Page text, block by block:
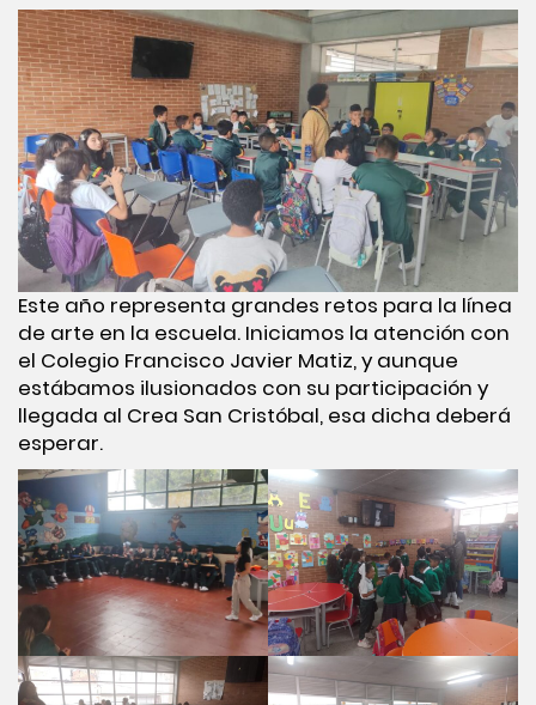
Este año representa grandes retos para la línea
de arte en la escuela. Iniciamos la atención con
el Colegio Francisco Javier Matiz, y aunque
estábamos ilusionados con su participación y
llegada al Crea San Cristóbal, esa dicha deberá
esperar.